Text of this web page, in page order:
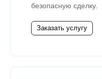
безопасную сделку.
Заказать услугу